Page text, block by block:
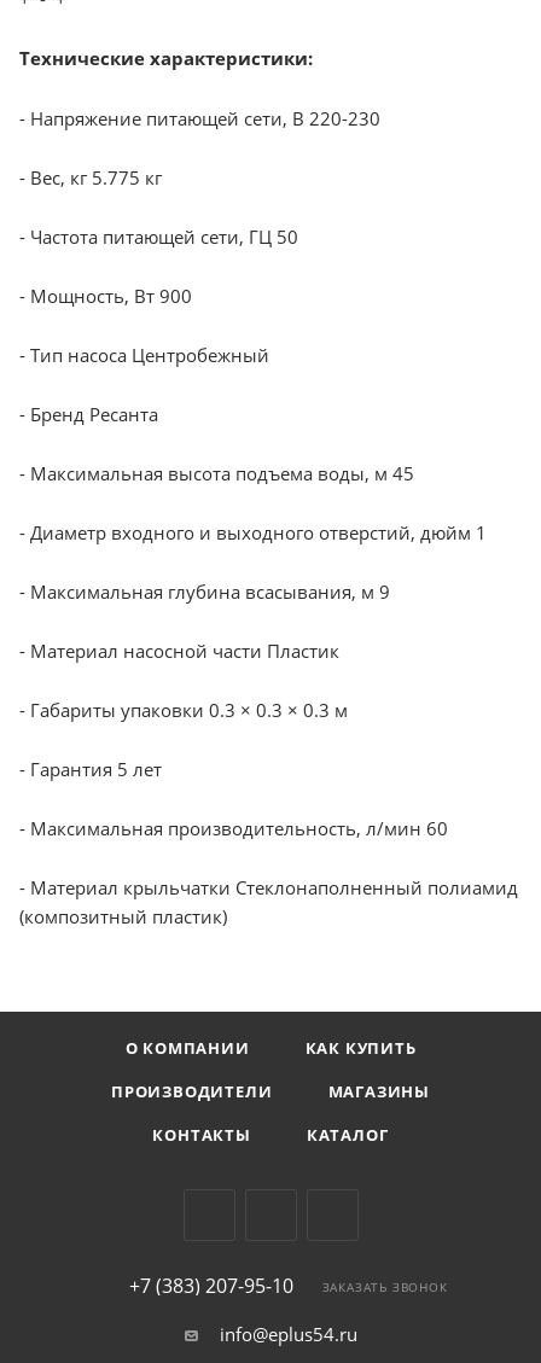
Технические характеристики:
- Напряжение питающей сети, В 220-230
- Вес, кг 5.775 кг
- Частота питающей сети, ГЦ 50
- Мощность, Вт 900
- Тип насоса Центробежный
- Бренд Ресанта
- Максимальная высота подъема воды, м 45
- Диаметр входного и выходного отверстий, дюйм 1
- Максимальная глубина всасывания, м 9
- Материал насосной части Пластик
- Габариты упаковки 0.3 × 0.3 × 0.3 м
- Гарантия 5 лет
- Максимальная производительность, л/мин 60
- Материал крыльчатки Стеклонаполненный полиамид
(композитный пластик)
О КОМПАНИИ
КАК КУПИТЬ
ПРОИЗВОДИТЕЛИ
МАГАЗИНЫ
КОНТАКТЫ
КАТАЛОГ
+7 (383) 207-95-10 ЗАКАЗАТЬ ЗВОНОК
info@eplus54.ru